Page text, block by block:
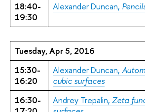
18:40-
19:30
Alexander Duncan,
Tuesday, Apr 5, 2016
15:30-
16:20
Alexander Duncan,
cubic surfaces
16:30-
Andrey Trepalin, Zeta